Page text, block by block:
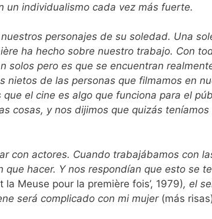
un individualismo cada vez más fuerte.
personajes de su soledad. Una
ha hecho sobre nuestro trabajo. Con
pero es que se encuentran
de las personas que filmamos en
el cine es algo que funciona para el
cosas, y nos dijimos que quizás
con actores. Cuando trabajábamos con
hacer. Y nos respondían que esto se
Meuse pour la première fois’, 1979), el
será complicado con mi mujer (más